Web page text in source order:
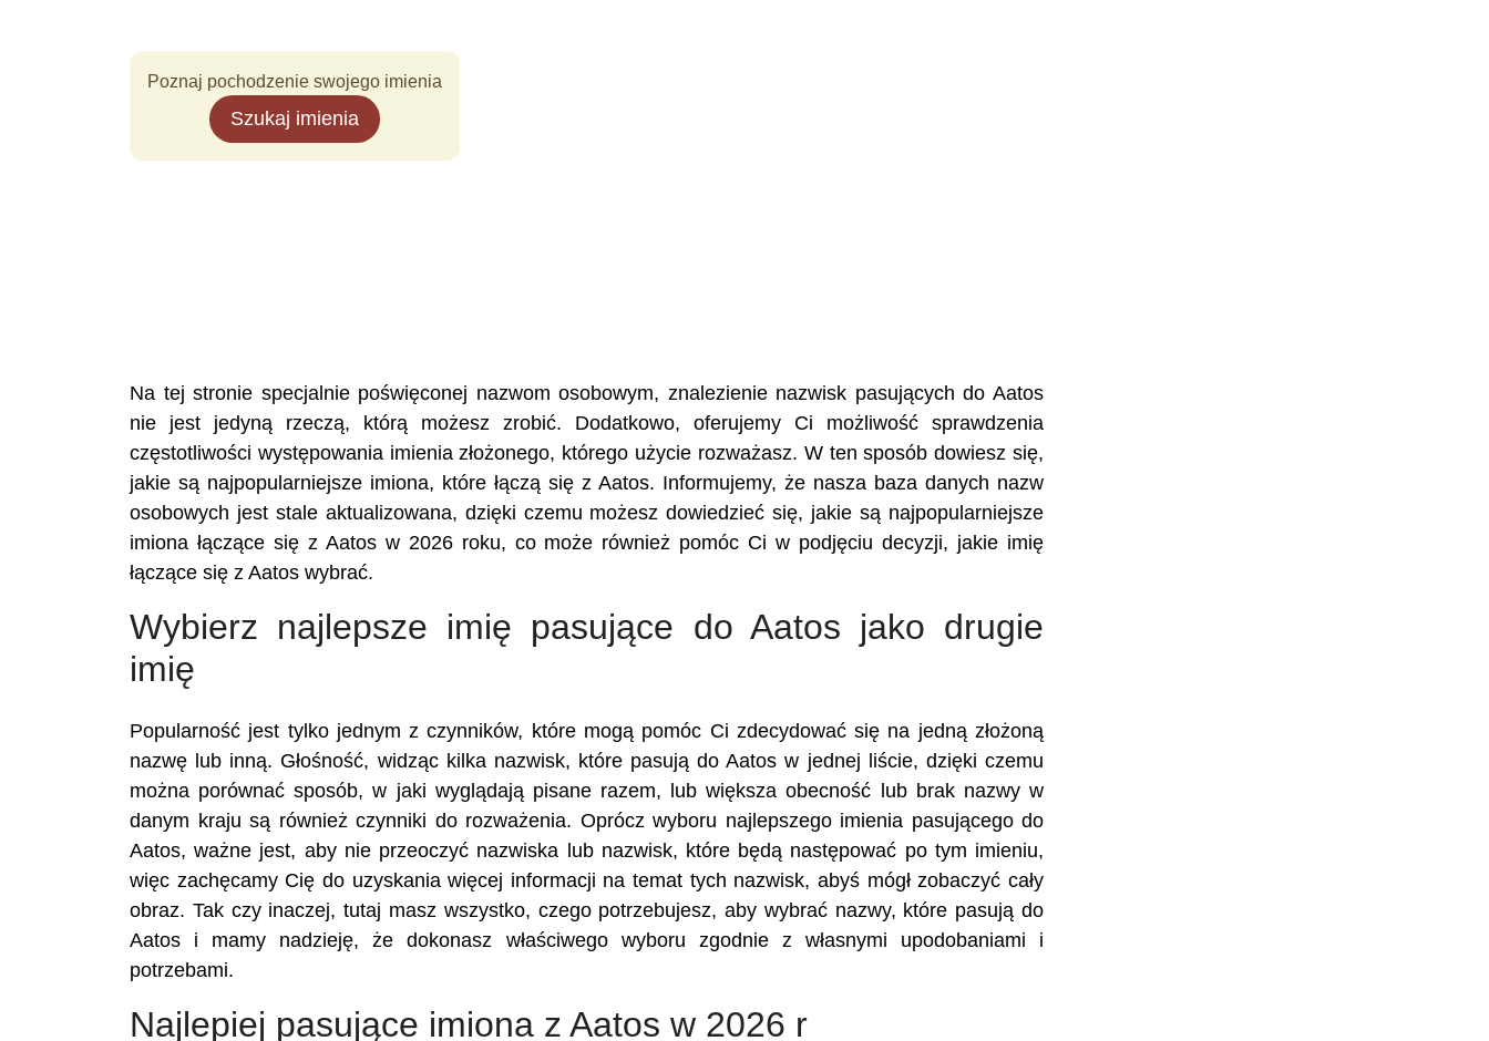
Poznaj pochodzenie swojego imienia
Szukaj imienia
Na tej stronie specjalnie poświęconej nazwom osobowym, znalezienie nazwisk pasujących do Aatos
nie jest jedyną rzeczą, którą możesz zrobić. Dodatkowo, oferujemy Ci możliwość sprawdzenia
częstotliwości występowania imienia złożonego, którego użycie rozważasz. W ten sposób dowiesz się,
jakie są najpopularniejsze imiona, które łączą się z Aatos. Informujemy, że nasza baza danych nazw
osobowych jest stale aktualizowana, dzięki czemu możesz dowiedzieć się, jakie są najpopularniejsze
imiona łączące się z Aatos w 2026 roku, co może również pomóc Ci w podjęciu decyzji, jakie imię
łączące się z Aatos wybrać.
Wybierz najlepsze imię pasujące do Aatos jako drugie
imię
Popularność jest tylko jednym z czynników, które mogą pomóc Ci zdecydować się na jedną złożoną
nazwę lub inną. Głośność, widząc kilka nazwisk, które pasują do Aatos w jednej liście, dzięki czemu
można porównać sposób, w jaki wyglądają pisane razem, lub większa obecność lub brak nazwy w
danym kraju są również czynniki do rozważenia. Oprócz wyboru najlepszego imienia pasującego do
Aatos, ważne jest, aby nie przeoczyć nazwiska lub nazwisk, które będą następować po tym imieniu,
więc zachęcamy Cię do uzyskania więcej informacji na temat tych nazwisk, abyś mógł zobaczyć cały
obraz. Tak czy inaczej, tutaj masz wszystko, czego potrzebujesz, aby wybrać nazwy, które pasują do
Aatos i mamy nadzieję, że dokonasz właściwego wyboru zgodnie z własnymi upodobaniami i
potrzebami.
Najlepiej pasujące imiona z Aatos w 2026 r